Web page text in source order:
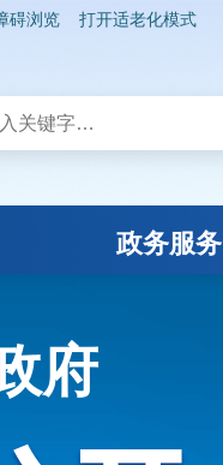
碍浏览 打开适老化模式
政务服务
府